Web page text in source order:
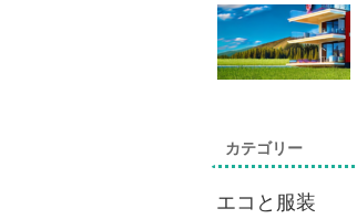
カテゴリー
エコと服装